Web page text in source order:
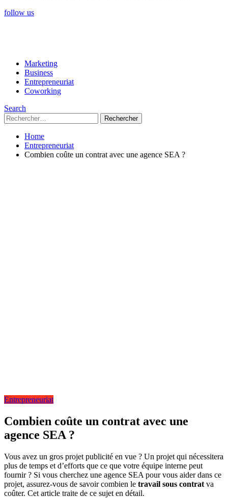
follow us
Marketing
Business
Entrepreneuriat
Coworking
Search
Rechercher :
Home
Entrepreneuriat
Combien coûte un contrat avec une agence SEA ?
Entrepreneuriat
Combien coûte un contrat avec une
agence SEA ?
Vous avez un gros projet publicité en vue ? Un projet qui nécessitera
plus de temps et d’efforts que ce que votre équipe interne peut
fournir ? Si vous cherchez une agence SEA pour vous aider dans ce
projet, assurez-vous de savoir combien le travail sous contrat va
coûter. Cet article traite de ce sujet en détail.